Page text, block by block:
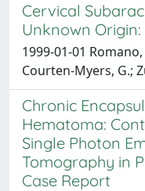
Cervical
Unknown
1999-01-01
Courten-Myers, G.;
Chronic
Hematoma:
Single Photon
Tomography in
Case Report